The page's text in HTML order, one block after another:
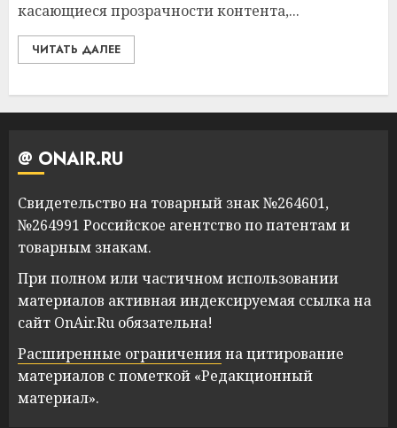
касающиеся прозрачности контента,...
ЧИТАТЬ ДАЛЕЕ
@ ONAIR.RU
Свидетельство на товарный знак №264601,
№264991 Российское агентство по патентам и
товарным знакам.
При полном или частичном использовании
материалов активная индексируемая ссылка на
сайт OnAir.Ru обязательна!
Расширенные ограниченияна цитирование
материалов с пометкой «Редакционный
материал».